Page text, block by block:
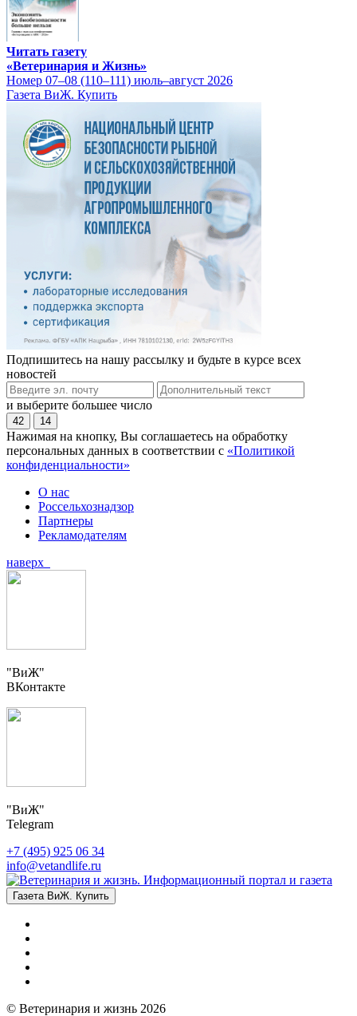
Читать газету
«Ветеринария и Жизнь»
Номер 07–08 (110–111) июль–август 2026
Газета ВиЖ. Купить
Подпишитесь на нашу рассылку и будьте в курсе всех
новостей
и выберите большее число
42 14
Нажимая на кнопку, Вы соглашаетесь на обработку
персональных данных в соответствии с «Политикой
конфиденциальности»
О нас
Россельхознадзор
Партнеры
Рекламодателям
наверх
"ВиЖ"
ВКонтакте
"ВиЖ"
Telegram
+7 (495) 925 06 34
info@vetandlife.ru
Газета ВиЖ. Купить
© Ветеринария и жизнь 2026